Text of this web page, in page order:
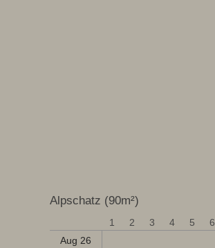
Alpschatz (90m²)
1 2 3 4 5 6
Aug 26